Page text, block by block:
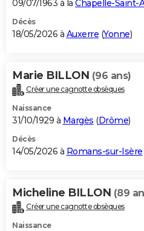
09/07/1963 à la Chapelle-Saint-
Décès
18/05/2026 à Auxerre (Yonne)
Marie BILLON (96 ans)
Créer une cagnotte obsèques
Naissance
31/10/1929 à Margès (Drôme)
Décès
14/05/2026 à Romans-sur-Isère
Micheline BILLON (89
Créer une cagnotte obsèques
Naissance